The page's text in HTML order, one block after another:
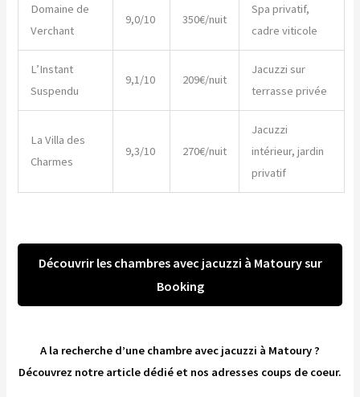
Domaine de
Verchant
9,0/10 350€/nuit
Spa privatif,
cadre viticole
L’Instant
Suspendu
9,1/10 209€/nuit
Jacuzzi sur
terrasse privée
La Villa des
Charmes
9,3/10 270€/nuit
Jacuzzi
intérieur, jardin
privatif
Découvrir les chambres avec jacuzzi à Matoury sur
Booking
A la recherche d’une chambre avec jacuzzi à Matoury ?
Découvrez notre article dédié et nos adresses coups de coeur.